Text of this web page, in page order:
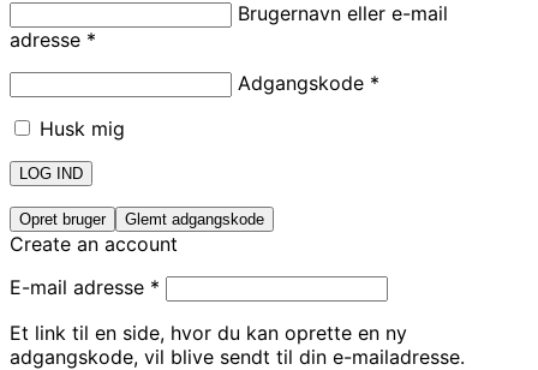
Brugernavn eller e-mail
adresse *
Adgangskode *
Husk mig
LOG IND
Opret bruger Glemt adgangskode
Create an account
E-mail adresse *
Et link til en side, hvor du kan oprette en ny
adgangskode, vil blive sendt til din e-mailadresse.